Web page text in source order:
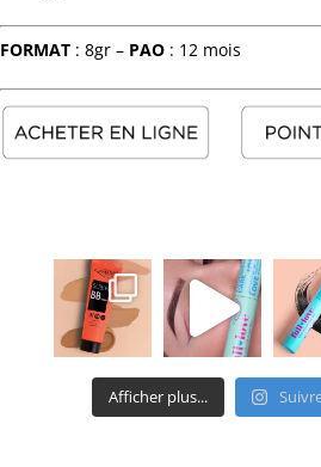
FORMAT : 8gr – PAO : 12 mois
Afficher plus...